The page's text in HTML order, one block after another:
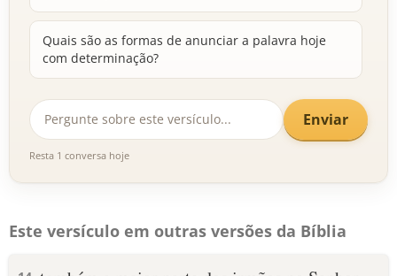
Quais são as formas de anunciar a palavra hoje
com determinação?
Enviar
Resta 1 conversa hoje
Este versículo em outras versões da Bíblia